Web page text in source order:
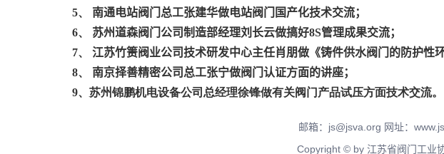
5、
南通电站阀门总工张建华做电站阀门国产化技术交流；
6、
苏州道森阀门公司制造部经理刘长云做搞好8S管理成果交流；
7、
江苏竹箦阀业公司技术研发中心主任肖朋做《铸件供水阀门的防护性
8、
南京择善精密公司总工张宁做阀门认证方面的讲座；
9、苏州锦鹏机电设备公司总经理徐锋做有关阀门产品试压方面技术交流。
邮箱：js@jsva.org 网址：
Copyright © by 江苏省阀门工业